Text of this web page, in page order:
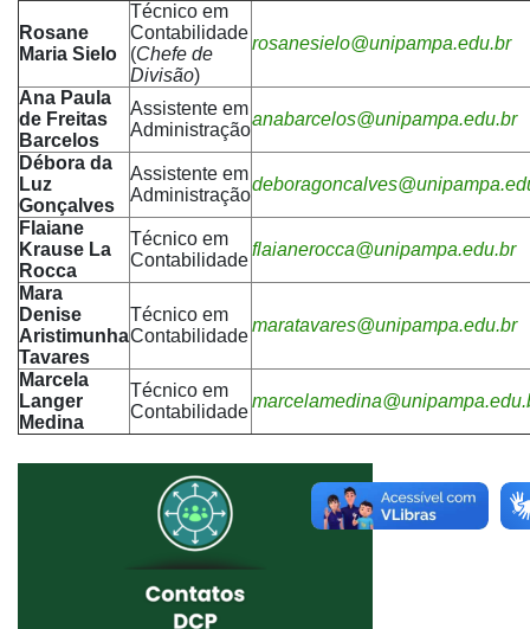
Rosane
Maria Sielo
Técnico em
Contabilidade
(Chefe de
Divisão)
rosanesielo@unipampa.edu.br
Ana Paula
de Freitas
Barcelos
Assistente em
Administração
anabarcelos@unipampa.edu.br
Débora da
Luz
Gonçalves
Assistente em
Administração
Flaiane
Krause La
Rocca
Técnico em
Contabilidade
flaianerocca@unipampa.edu.br
Mara
Denise
Aristimunha
Tavares
Técnico em
Contabilidade
maratavares@unipampa.edu.br
Marcela
Langer
Medina
Técnico em
Contabilidade